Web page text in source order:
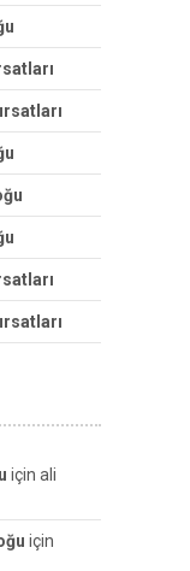
için ali
için